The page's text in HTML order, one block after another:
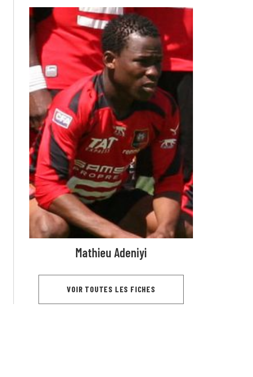
Mathieu Adeniyi
VOIR TOUTES LES FICHES